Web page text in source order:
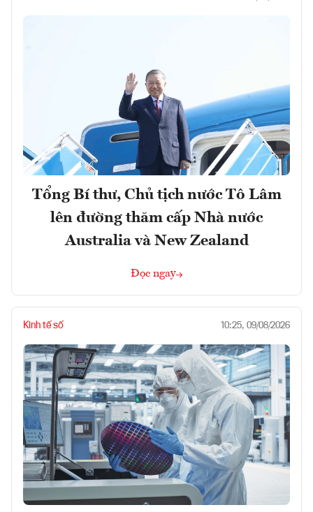
Tổng Bí thư, Chủ tịch nước Tô Lâm
lên đường thăm cấp Nhà nước
Australia và New Zealand
Đọc ngay
Kinh tế số 10:25, 09/08/2026